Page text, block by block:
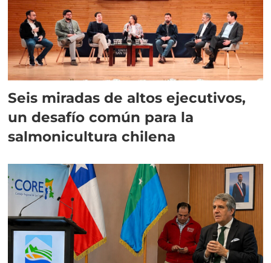
Seis miradas de altos ejecutivos,
un desafío común para la
salmonicultura chilena